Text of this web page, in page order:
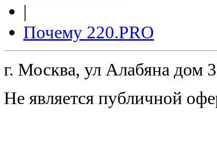
|
Почему 220.PRO
г. Москва, ул Алабяна дом
Не является публичной